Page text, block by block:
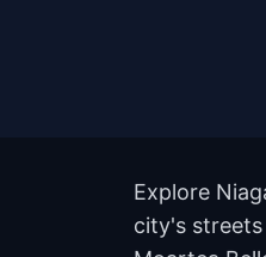
Explore
city's